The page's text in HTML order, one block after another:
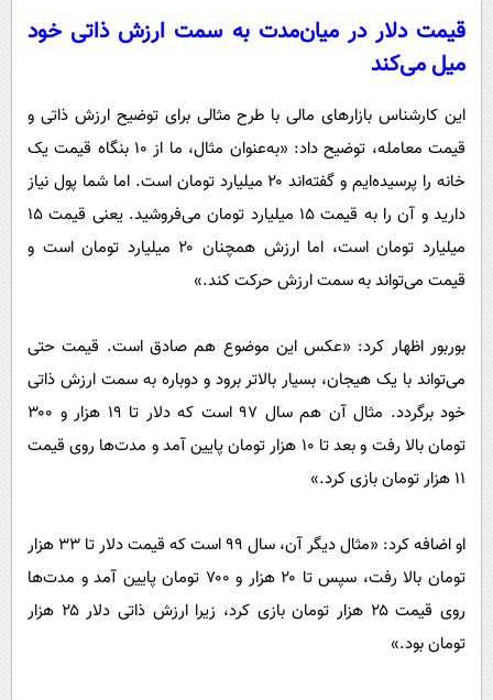
قیمت دلار در میان‌مدت به سمت ارزش ذاتی خود
میل می‌کند
این کارشناس بازار‌های مالی با طرح مثالی برای توضیح ارزش ذاتی و
قیمت معامله، توضیح داد: «به‌عنوان مثال، ما از ۱۰ بنگاه قیمت یک
خانه را پرسیده‌ایم و گفته‌اند ۲۰ میلیارد تومان است. اما شما پول نیاز
دارید و آن را به قیمت ۱۵ میلیارد تومان می‌فروشید. یعنی قیمت ۱۵
میلیارد تومان است، اما ارزش همچنان ۲۰ میلیارد تومان است و
قیمت می‌تواند به سمت ارزش حرکت کند.»
بوربور اظهار کرد: «عکس این موضوع هم صادق است. قیمت حتی
می‌تواند با یک هیجان، بسیار بالاتر برود و دوباره به سمت ارزش ذاتی
خود برگردد. مثال آن هم سال ۹۷ است که دلار تا ۱۹ هزار و ۳۰۰
تومان بالا رفت و بعد تا ۱۰ هزار تومان پایین آمد و مدت‌ها روی قیمت
۱۱ هزار تومان بازی کرد.»
او اضافه کرد: «مثال دیگر آن، سال ۹۹ است که قیمت دلار تا ۳۳ هزار
تومان بالا رفت، سپس تا ۲۰ هزار و ۷۰۰ تومان پایین آمد و مدت‌ها
روی قیمت ۲۵ هزار تومان بازی کرد، زیرا ارزش ذاتی دلار ۲۵ هزار
تومان بود.»